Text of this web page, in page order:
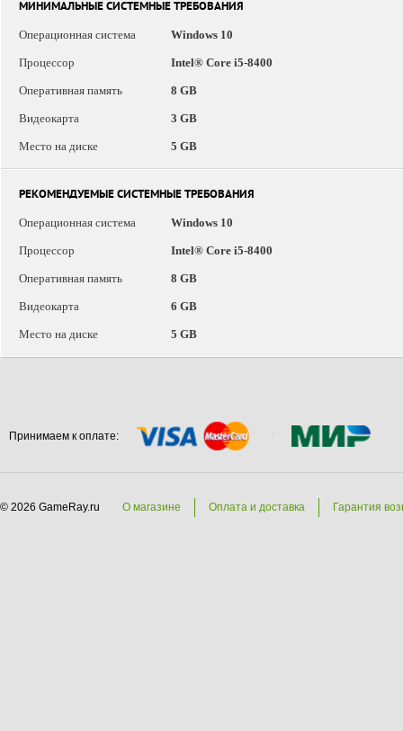
МИНИМАЛЬНЫЕ СИСТЕМНЫЕ ТРЕБОВАНИЯ
Операционная система
Windows 10
Процессор Intel® Core i5-8400
Оперативная память 8 GB
Видеокарта 3 GB
Место на диске 5 GB
РЕКОМЕНДУЕМЫЕ СИСТЕМНЫЕ ТРЕБОВАНИЯ
Операционная система
Windows 10
Процессор Intel® Core i5-8400
Оперативная память 8 GB
Видеокарта 6 GB
Место на диске 5 GB
Принимаем к оплате:
© 2026 GameRay.ru О магазине Оплата и доставка Гарантия